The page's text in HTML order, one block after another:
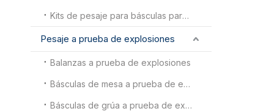
Kits de pesaje para básculas para camiones
Pesaje a prueba de explosiones
Balanzas a prueba de explosiones
Básculas de mesa a prueba de explosiones
Básculas de grúa a prueba de explosiones